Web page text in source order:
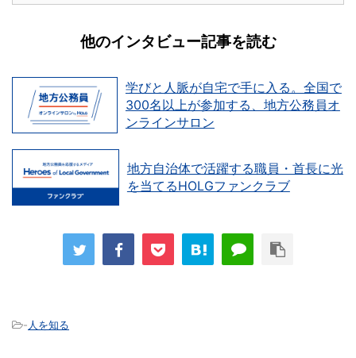
他のインタビュー記事を読む
学びと人脈が自宅で手に入る。全国で
300名以上が参加する、地方公務員オ
ンラインサロン
地方自治体で活躍する職員・首長に光
を当てるHOLGファンクラブ
-人を知る